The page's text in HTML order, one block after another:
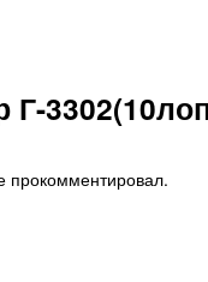
Г-
прокомментировал.